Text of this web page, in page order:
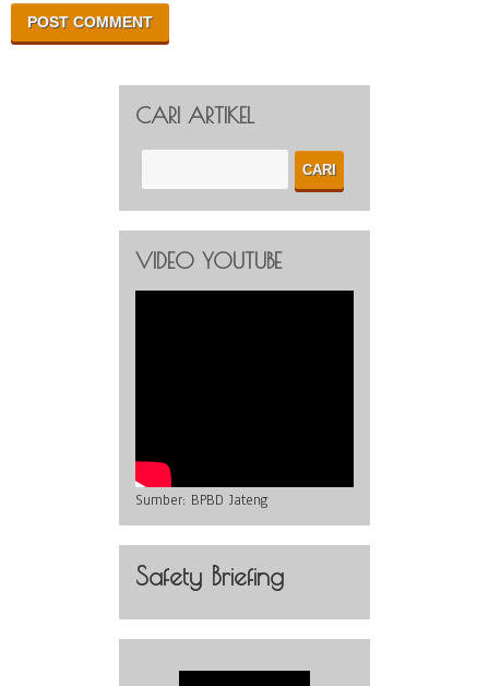
CARI ARTIKEL
VIDEO YOUTUBE
Sumber: BPBD Jateng
Safety Briefing